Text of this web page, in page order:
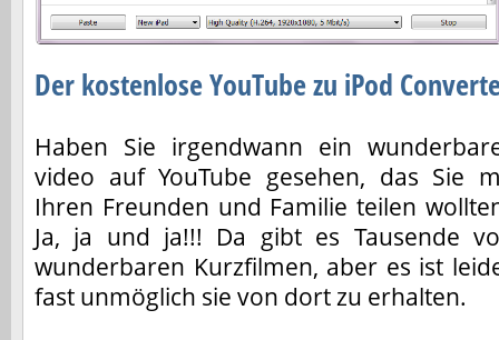
Der kostenlose YouTube zu iPod
Haben Sie irgendwann ein
video auf YouTube gesehen, das Sie
Ihren Freunden und Familie teilen
Ja, ja und ja!!! Da gibt es Tausende
wunderbaren Kurzfilmen, aber es ist
fast unmöglich sie von dort zu erhalten.